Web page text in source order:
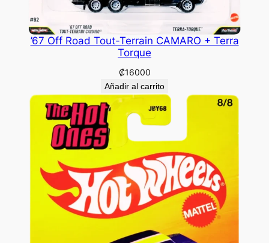
’67 Off Road Tout-Terrain CAMARO + Terra
Torque
₡16000
Añadir al carrito